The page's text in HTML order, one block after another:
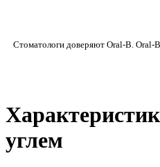
Стоматологи доверяют Oral-B. Oral-
углем